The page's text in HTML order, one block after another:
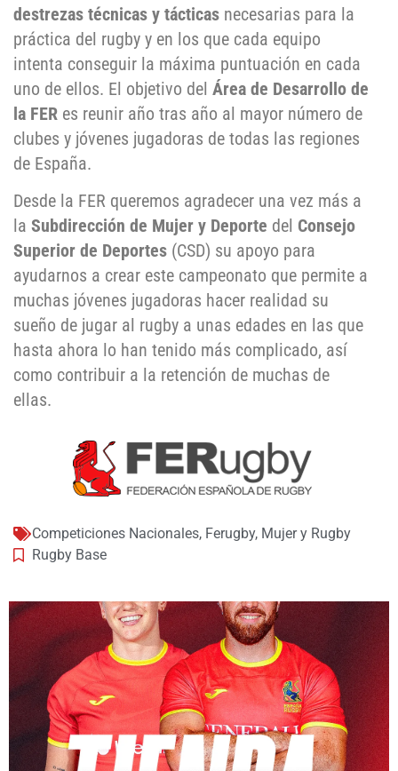
destrezas técnicas y tácticas necesarias para la
práctica del rugby y en los que cada equipo
intenta conseguir la máxima puntuación en cada
uno de ellos. El objetivo del Área de Desarrollo de
la FER es reunir año tras año al mayor número de
clubes y jóvenes jugadoras de todas las regiones
de España.
Desde la FER queremos agradecer una vez más a
la Subdirección de Mujer y Deporte del Consejo
Superior de Deportes (CSD) su apoyo para
ayudarnos a crear este campeonato que permite a
muchas jóvenes jugadoras hacer realidad su
sueño de jugar al rugby a unas edades en las que
hasta ahora lo han tenido más complicado, así
como contribuir a la retención de muchas de
ellas.
Competiciones Nacionales, Ferugby, Mujer y Rugby
Rugby Base